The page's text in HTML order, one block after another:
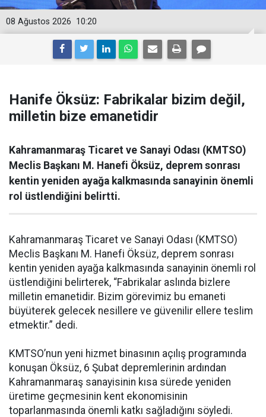
10:20
08 Ağustos 2026
Hanife Öksüz: Fabrikalar bizim değil,
milletin bize emanetidir
Kahramanmaraş Ticaret ve Sanayi Odası (KMTSO)
Meclis Başkanı M. Hanefi Öksüz, deprem sonrası
kentin yeniden ayağa kalkmasında sanayinin önemli
rol üstlendiğini belirtti.
Kahramanmaraş Ticaret ve Sanayi Odası (KMTSO)
Meclis Başkanı M. Hanefi Öksüz, deprem sonrası
kentin yeniden ayağa kalkmasında sanayinin önemli rol
üstlendiğini belirterek, “Fabrikalar aslında bizlere
milletin emanetidir. Bizim görevimiz bu emaneti
büyüterek gelecek nesillere ve güvenilir ellere teslim
etmektir.” dedi.
KMTSO’nun yeni hizmet binasının açılış programında
konuşan Öksüz, 6 Şubat depremlerinin ardından
Kahramanmaraş sanayisinin kısa sürede yeniden
üretime geçmesinin kent ekonomisinin
toparlanmasında önemli katkı sağladığını söyledi.